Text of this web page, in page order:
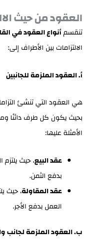
العقود من حيث
تنقسمأنواع العقود في
الالتزامات بين الأطراف إلى:
أ. العقود الملزمة للجانبين
هي العقود التي تنشئ
بحيث يكون كل طرف دائنًا
الأمثلة عليها:
عقد البيع، حيث يلتزم
بدفع الثمن.
عقد المقاولة، حيث
العمل بدفع الأجر.
ب. العقود الملزمة لجانب